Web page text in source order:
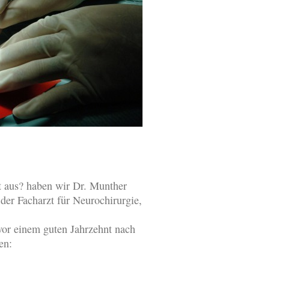
haben wir Dr. Munther
Facharzt für Neurochirurgie,
einem guten Jahrzehnt nach